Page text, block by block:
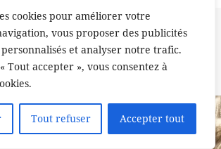
cookies pour améliorer votre
vous proposer des publicités
et analyser notre trafic.
Tout accepter », vous consentez à
Tout refuser Accepter tout
Categories
,bibliothèque
,filature,formation,Généralités,hilado,histoire
,lana,libro,mordant,Nadelbindung,
,Recherche,Teinture,tejido,teñido natural
viajes